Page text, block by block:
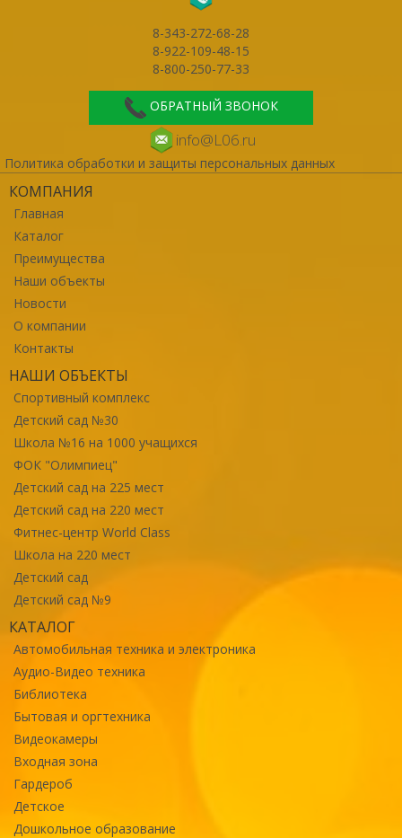
8-343-272-68-28
8-922-109-48-15
8-800-250-77-33
ОБРАТНЫЙ ЗВОНОК
info@L06.ru
Политика обработки и защиты персональных данных
КОМПАНИЯ
Главная
Каталог
Преимущества
Наши объекты
Новости
О компании
Контакты
НАШИ ОБЪЕКТЫ
Спортивный комплекс
Детский сад №30
Школа №16 на 1000 учащихся
ФОК "Олимпиец"
Детский сад на 225 мест
Детский сад на 220 мест
Фитнес-центр World Class
Школа на 220 мест
Детский сад
Детский сад №9
КАТАЛОГ
Автомобильная техника и электроника
Аудио-Видео техника
Библиотека
Бытовая и оргтехника
Видеокамеры
Входная зона
Гардероб
Детское
Дошкольное образование